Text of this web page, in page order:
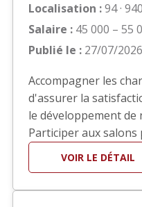
Localisation :94 ·
Salaire : 45 000 – 55
Publié le : 27/07/2026
Accompagner les
d'assurer la
le développement
Participer aux
développer votre
aux appels d'offres
VOIR LE DÉTAIL